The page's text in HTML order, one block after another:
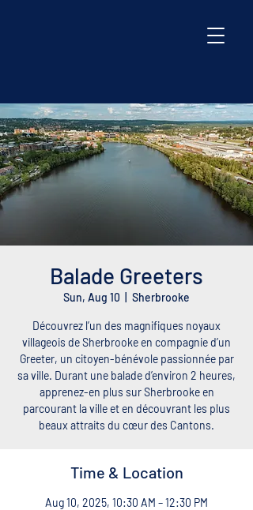
Balade Greeters
Sun, Aug 10 Sherbrooke
Découvrez l’un des magnifiques noyaux
villageois de Sherbrooke en compagnie d’un
Greeter, un citoyen-bénévole passionnée par
sa ville. Durant une balade d’environ 2 heures,
apprenez-en plus sur Sherbrooke en
parcourant la ville et en découvrant les plus
beaux attraits du cœur des Cantons.
Time & Location
Aug 10, 2025, 10:30 AM – 12:30 PM